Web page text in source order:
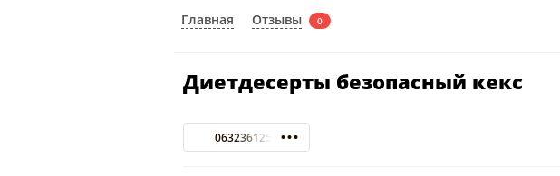
Главная Отзывы 0
Диетдесерты безопасный кекс
0632361251